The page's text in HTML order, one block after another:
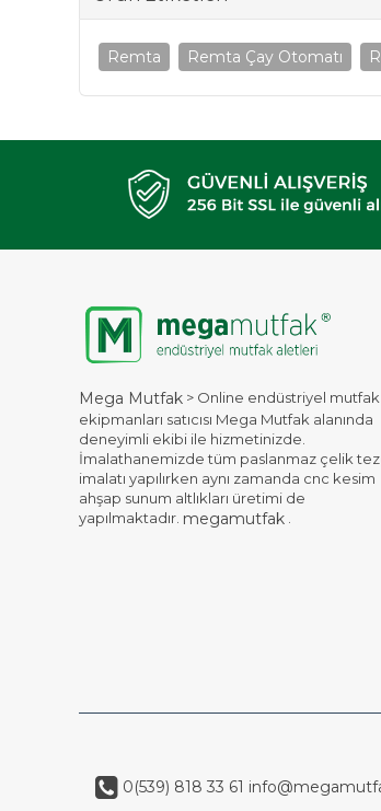
Remta Remta Çay Otomatı
Mega Mutfak > Online endüstriyel mutfak
ekipmanları satıcısı Mega Mutfak alanında
deneyimli ekibi ile hizmetinizde.
İmalathanemizde tüm paslanmaz çelik
imalatı yapılırken aynı zamanda cnc kesim
ahşap sunum altlıkları üretimi de
yapılmaktadır. megamutfak
0(539) 818 33 61